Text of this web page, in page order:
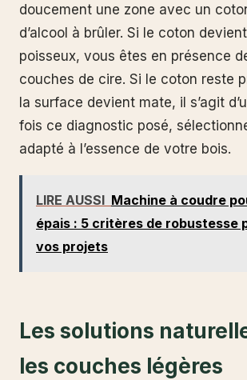
doucement une zone avec un
d’alcool à brûler. Si le coton
poisseux, vous êtes en présence
couches de cire. Si le coton reste
la surface devient mate, il s’agit
fois ce diagnostic posé,
adapté à l’essence de votre bois.
LIRE AUSSI Machine à coudre
épais : 5 critères de robustesse
vos projets
Les solutions
les couches légères